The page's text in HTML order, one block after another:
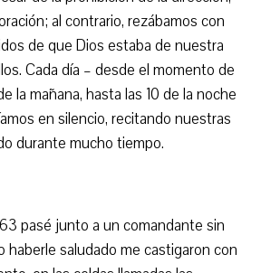
al contrario, rezábamos con
de que Dios estaba de nuestra
Cada día – desde el momento de
la mañana, hasta las 10 de la noche
en silencio, recitando nuestras
durante mucho tiempo.
pasé junto a un comandante sin
haberle saludado me castigaron con